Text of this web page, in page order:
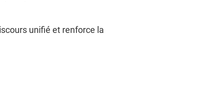
unifié et renforce la